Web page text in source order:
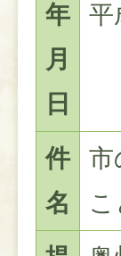
年
月
日
平
件
名
市